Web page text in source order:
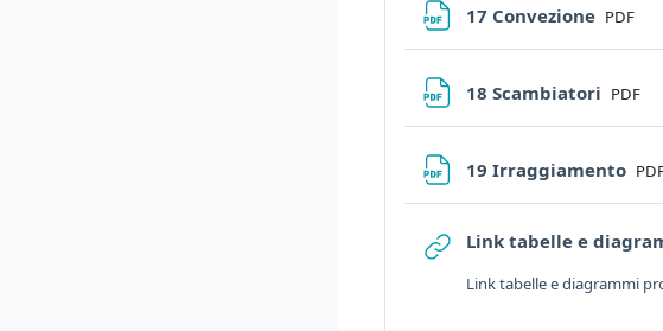
17 Convezione File
PDF
18 Scambiatori File
PDF
19 Irraggiamento File
Link tabelle e
Link tabelle e diagrammi